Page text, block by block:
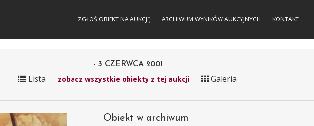
ZGŁOŚ OBIEKT NA AUKCJĘ ARCHIWUM WYNIKÓW AUKCYJNYCH KONTAKT
- 3 CZERWCA 2001
Lista zobacz wszystkie obiekty z tej aukcji Galeria
Obiekt w archiwum